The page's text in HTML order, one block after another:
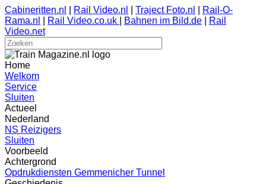
Cabineritten.nl Rail Video.nl Traject Foto.nl
Rail-O-
Rama.nl
Rail Video.co.uk Bahnen im Bild.de
Rail
Video.net
Home
Welkom
Service
Sluiten
Actueel
Nederland
NS Reizigers
Sluiten
Voorbeeld
Achtergrond
Opdrukdiensten Gemmenicher Tunnel